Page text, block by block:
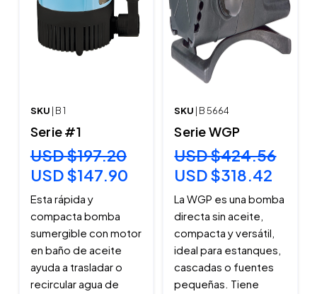
SKU | B 1
Serie #1
USD $197.20
USD $147.90
Esta rápida y
compacta bomba
sumergible con motor
en baño de aceite
ayuda a trasladar o
recircular agua de
SKU | B 5664
Serie WGP
USD $424.56
USD $318.42
La WGP es una bomba
directa sin aceite,
compacta y versátil,
ideal para estanques,
cascadas o fuentes
pequeñas. Tiene